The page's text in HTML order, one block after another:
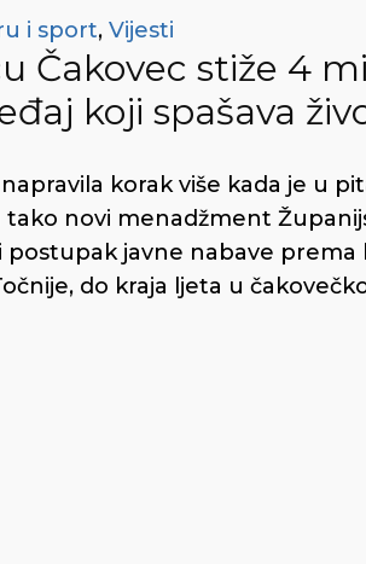
i sport, Vijesti
Čakovec stiže 4
koji spašava
korak više kada je u
novi menadžment
postupak javne nabave prema
do kraja ljeta u